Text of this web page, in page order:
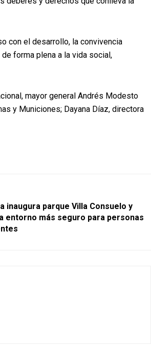
con el desarrollo, la convivencia
forma plena a la vida social,
mayor general Andrés Modesto
y Municiones; Dayana Díaz, directora
inaugura parque Villa Consuelo y
entorno más seguro para personas